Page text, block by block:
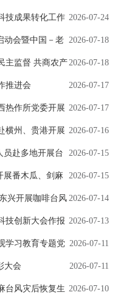
2026-07-24
技成果转化工作
2026-07-18
动会暨中国－老
2026-07-18
主监督 共商农产
2026-07-17
推进会
2026-07-17
热作所党委开展
建联建活动 2026-07-16
横州、贵港开展
2026-07-15
员赴多地开展台
2026-07-15
展番木瓜、剑麻
2026-07-14
兴开展咖啡台风
2026-07-13
技创新大会作报
2026-07-11
学习教育专题党
2026-07-11
大会
2026-07-10
台风灾后恢复生